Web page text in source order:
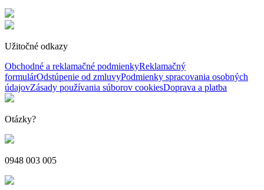
Užitočné odkazy
Obchodné a reklamačné podmienkyReklamačný
formulárOdstúpenie od zmluvyPodmienky spracovania osobných
údajovZásady používania súborov cookiesDoprava a platba
Otázky?
0948 003 005